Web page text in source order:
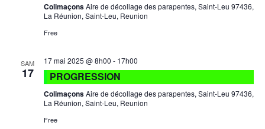
ColimaçonsAire de décollage des parapentes, Saint-Leu 97436,
La Réunion, Saint-Leu, Reunion
Free
SAM
17
17 mai 2025 @ 8h00 - 17h00
PROGRESSION
ColimaçonsAire de décollage des parapentes, Saint-Leu 97436,
La Réunion, Saint-Leu, Reunion
Free